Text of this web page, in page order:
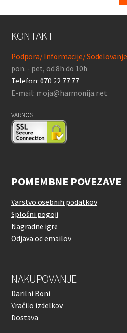
KONTAKT
Podpora/ Informacije/ Sodelovanje
pon. - pet, od 8h do 10h
Telefon: 070 22 77 77
E-mail: moja@harmonija.net
VARNOST
POMEMBNE POVEZAVE
Varstvo osebnih podatkov
Splošni pogoji
Nagradne igre
Odjava od emailov
NAKUPOVANJE
Darilni Boni
Vračilo izdelkov
Dostava